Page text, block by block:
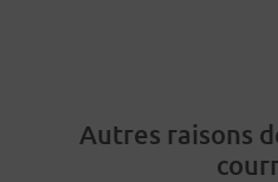
Autres raisons